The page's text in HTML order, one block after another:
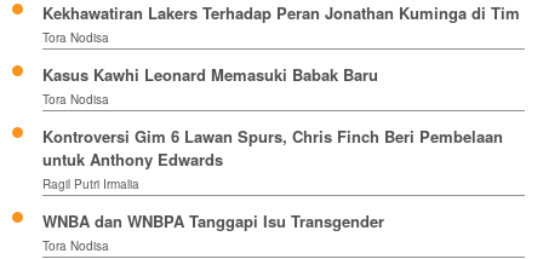
Kekhawatiran Lakers Terhadap Peran Jonathan Kuminga di Tim
Tora Nodisa
Kasus Kawhi Leonard Memasuki Babak Baru
Tora Nodisa
Kontroversi Gim 6 Lawan Spurs, Chris Finch Beri Pembelaan
untuk Anthony Edwards
Ragil Putri Irmalia
WNBA dan WNBPA Tanggapi Isu Transgender
Tora Nodisa